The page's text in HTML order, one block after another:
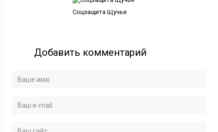
Соцзащита Щучье
Добавить комментарий